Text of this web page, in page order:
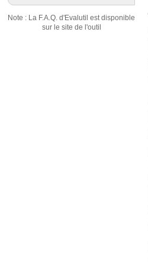
Note : La F.A.Q. d'Evalutil est disponible
sur le site de l'outil